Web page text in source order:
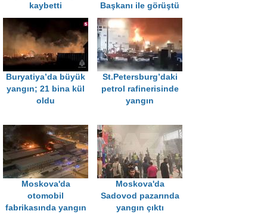
kaybetti
Başkanı ile görüştü
Buryatiya’da büyük
yangın; 21 bina kül
oldu
St.Petersburg’daki
petrol rafinerisinde
yangın
Moskova'da
otomobil
fabrikasında yangın
Moskova'da
Sadovod pazarında
yangın çıktı